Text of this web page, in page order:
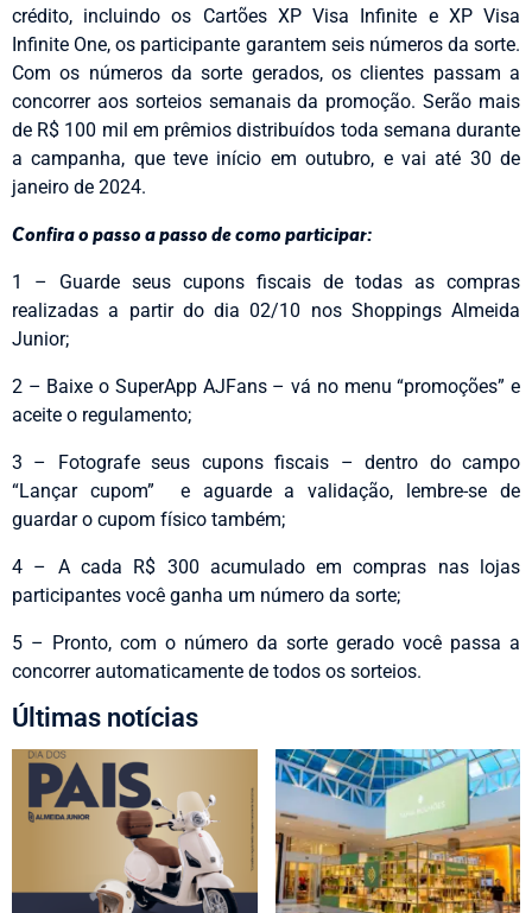
crédito, incluindo os Cartões XP Visa Infinite e XP Visa
Infinite One, os participante garantem seis números da sorte.
Com os números da sorte gerados, os clientes passam a
concorrer aos sorteios semanais da promoção. Serão mais
de R$ 100 mil em prêmios distribuídos toda semana durante
a campanha, que teve início em outubro, e vai até 30 de
janeiro de 2024.
Confira o passo a passo de como participar:
1 – Guarde seus cupons fiscais de todas as compras
realizadas a partir do dia 02/10 nos Shoppings Almeida
Junior;
2 – Baixe o SuperApp AJFans – vá no menu “promoções” e
aceite o regulamento;
3 – Fotografe seus cupons fiscais – dentro do campo
“Lançar cupom” e aguarde a validação, lembre-se de
guardar o cupom físico também;
4 – A cada R$ 300 acumulado em compras nas lojas
participantes você ganha um número da sorte;
5 – Pronto, com o número da sorte gerado você passa a
concorrer automaticamente de todos os sorteios.
Últimas notícias